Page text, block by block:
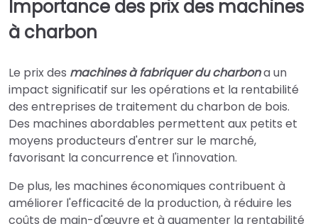
Importance des prix des machines
à charbon
Le prix des machines à fabriquer du charbona un
impact significatif sur les opérations et la rentabilité
des entreprises de traitement du charbon de bois.
Des machines abordables permettent aux petits et
moyens producteurs d'entrer sur le marché,
favorisant la concurrence et l'innovation.
De plus, les machines économiques contribuent à
améliorer l'efficacité de la production, à réduire les
coûts de main-d'œuvre et à augmenter la rentabilité